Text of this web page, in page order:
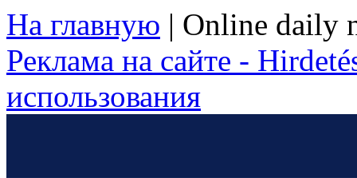
На главную | Online daily
Реклама на сайте -
использования